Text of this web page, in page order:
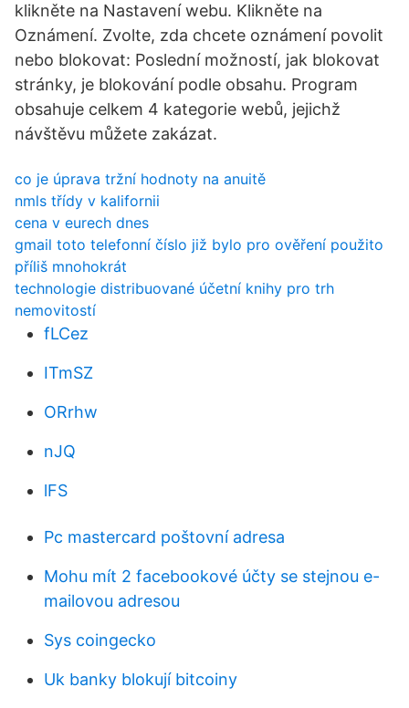
klikněte na Nastavení webu. Klikněte na
Oznámení. Zvolte, zda chcete oznámení povolit
nebo blokovat: Poslední možností, jak blokovat
stránky, je blokování podle obsahu. Program
obsahuje celkem 4 kategorie webů, jejichž
návštěvu můžete zakázat.
co je úprava tržní hodnoty na anuitě
nmls třídy v kalifornii
cena v eurech dnes
gmail toto telefonní číslo již bylo pro ověření použito
příliš mnohokrát
technologie distribuované účetní knihy pro trh
nemovitostí
fLCez
ITmSZ
ORrhw
nJQ
lFS
Pc mastercard poštovní adresa
Mohu mít 2 facebookové účty se stejnou e-
mailovou adresou
Sys coingecko
Uk banky blokují bitcoiny